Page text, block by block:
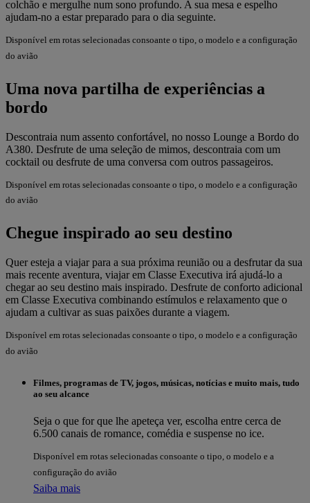
colchão e mergulhe num sono profundo. A sua mesa e espelho
ajudam-no a estar preparado para o dia seguinte.
Disponível em rotas selecionadas consoante o tipo, o modelo e a configuração
do avião
Uma nova partilha de experiências a
bordo
Descontraia num assento confortável, no nosso Lounge a Bordo do
A380. Desfrute de uma seleção de mimos, descontraia com um
cocktail ou desfrute de uma conversa com outros passageiros.
Disponível em rotas selecionadas consoante o tipo, o modelo e a configuração
do avião
Chegue inspirado ao seu destino
Quer esteja a viajar para a sua próxima reunião ou a desfrutar da sua
mais recente aventura, viajar em Classe Executiva irá ajudá-lo a
chegar ao seu destino mais inspirado. Desfrute de conforto adicional
em Classe Executiva combinando estímulos e relaxamento que o
ajudam a cultivar as suas paixões durante a viagem.
Disponível em rotas selecionadas consoante o tipo, o modelo e a configuração
do avião
Filmes, programas de TV, jogos, músicas, notícias e muito mais, tudo
ao seu alcance
Seja o que for que lhe apeteça ver, escolha entre cerca de
6.500 canais de romance, comédia e suspense no ice.
Disponível em rotas selecionadas consoante o tipo, o modelo e a
configuração do avião
Saiba mais